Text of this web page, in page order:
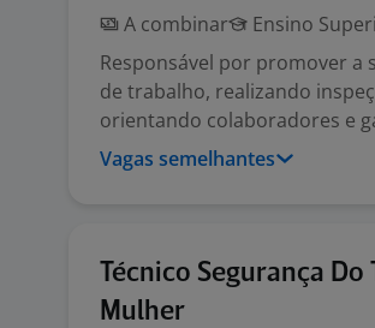
A combinar
Ensino
Responsável por promover a
de trabalho, realizando
orientando colaboradores e
Vagas semelhantes
Técnico Segurança
Mulher